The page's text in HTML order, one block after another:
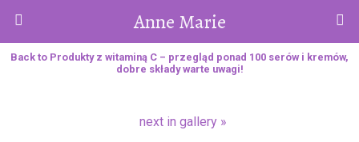
Anne Marie
Back to Produkty z witaminą C – przegląd ponad 100 serów i kremów,
dobre składy warte uwagi!
next in gallery »